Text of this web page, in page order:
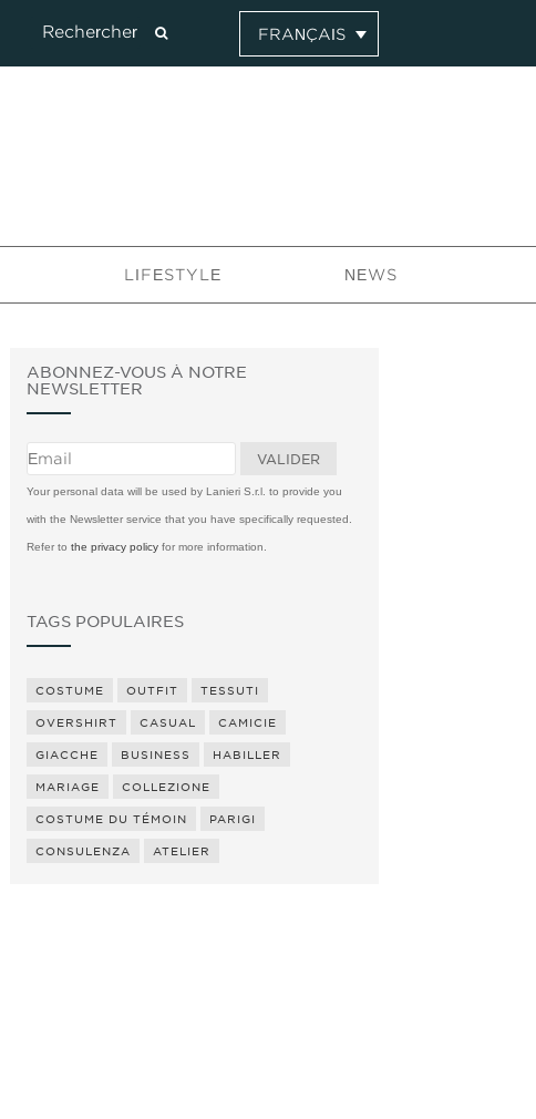
FRANÇAIS
LIFESTYLE NEWS
ABONNEZ-VOUS À NOTRE
NEWSLETTER
Your personal data will be used by Lanieri S.r.l. to provide you
with the Newsletter service that you have specifically requested.
Refer to the privacy policyfor more information.
TAGS POPULAIRES
COSTUME OUTFIT TESSUTI
OVERSHIRT CASUAL CAMICIE
GIACCHE BUSINESS HABILLER
MARIAGE COLLEZIONE
COSTUME DU TÉMOIN PARIGI
CONSULENZA ATELIER